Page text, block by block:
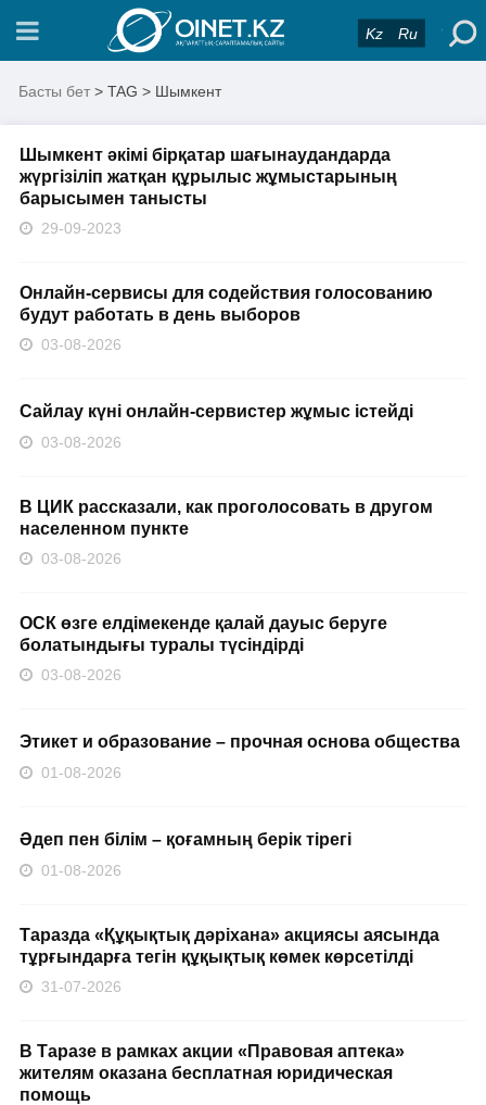
Kz Ru
Басты бет > TAG > Шымкент
Шымкент әкімі бірқатар шағынаудандарда
жүргізіліп жатқан құрылыс жұмыстарының
барысымен танысты
29-09-2023
Онлайн-сервисы для содействия голосованию
будут работать в день выборов
03-08-2026
Сайлау күні онлайн-сервистер жұмыс істейді
03-08-2026
В ЦИК рассказали, как проголосовать в другом
населенном пункте
03-08-2026
ОСК өзге елдімекенде қалай дауыс беруге
болатындығы туралы түсіндірді
03-08-2026
Этикет и образование – прочная основа общества
01-08-2026
Әдеп пен білім – қоғамның берік тірегі
01-08-2026
Таразда «Құқықтық дәріхана» акциясы аясында
тұрғындарға тегін құқықтық көмек көрсетілді
31-07-2026
В Таразе в рамках акции «Правовая аптека»
жителям оказана бесплатная юридическая
помощь